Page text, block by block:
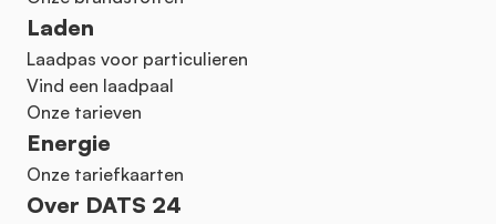
Laden
Laadpas voor particulieren
Vind een laadpaal
Onze tarieven
Energie
Onze tariefkaarten
Over DATS 24